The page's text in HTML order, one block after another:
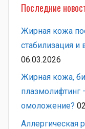
Последние
Жирная кожа
стабилизация и
06.03.2026
Жирная кожа,
плазмолифтинг
омоложение?
Аллергическая